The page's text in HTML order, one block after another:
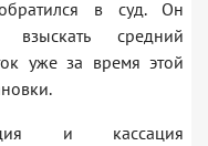
в суд. Он
взыскать средний
уже за время этой
и кассация